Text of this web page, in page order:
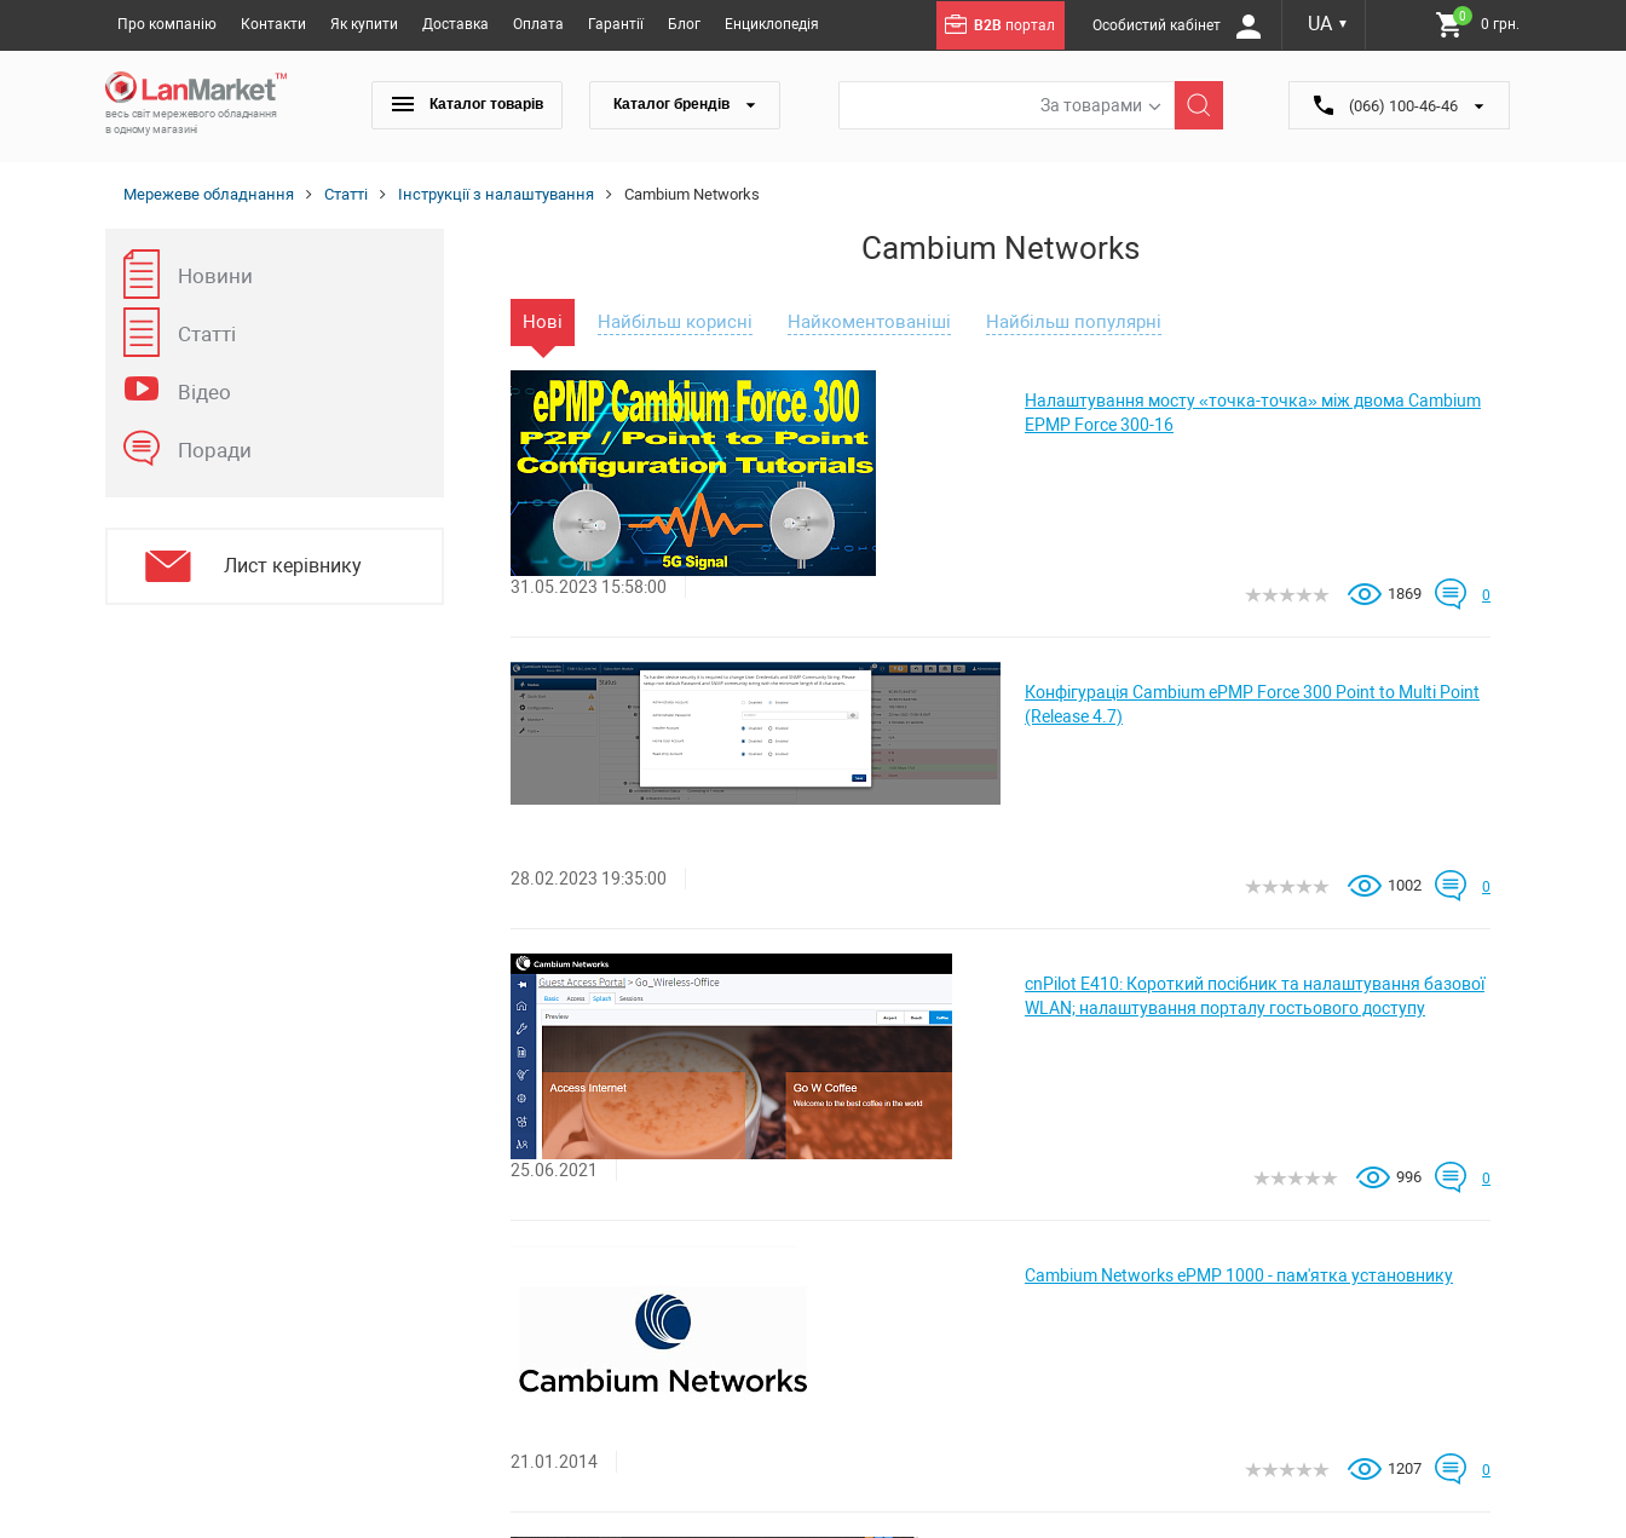
Про компанію Контакти Як купити Доставка Оплата Гарантії Блог Енциклопедія B2B портал Особистий кабінет UA ▼
0 0 грн.
весь світ мережевого обладнання
в одному магазині
Каталог товарів Каталог брендів За товарами (066) 100-46-46
Мережеве обладнання Статті Інструкції з налаштування Cambium Networks
Новини
Статті
Відео
Поради
Лист керівнику
Cambium Networks
Нові Найбільш корисні Найкоментованіші Найбільш популярні
Налаштування мосту «точка-точка» між двома Cambium
EPMP Force 300-16
31.05.2023 15:58:00 1869 0
Конфігурація Cambium ePMP Force 300 Point to Multi Point
(Release 4.7)
28.02.2023 19:35:00 1002 0
cnPilot E410: Короткий посібник та налаштування базової
WLAN; налаштування порталу гостьового доступу
25.06.2021 996 0
Cambium Networks ePMP 1000 - пам'ятка установнику
21.01.2014 1207 0